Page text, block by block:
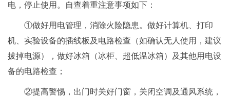
电，停止使用。自查着重注意事项如下：
①做好用电管理，消除火险隐患。做好计算机、打印
机、实验设备的插线板及电路检查（如确认无人使用，建议
拔掉电源），做好冰箱（冰柜、超低温冰箱）及其他用电设
备的电路检查；
②提高警惕，出门时关好门窗，关闭空调及通风系统，